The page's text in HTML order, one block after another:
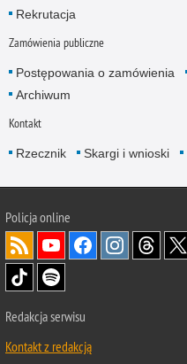
Rekrutacja
Zamówienia publiczne
Postępowania o zamówienia
Archiwum
Kontakt
Rzecznik Skargi i wnioski
Policjaonline
Redakcja serwisu
Kontakt z redakcją